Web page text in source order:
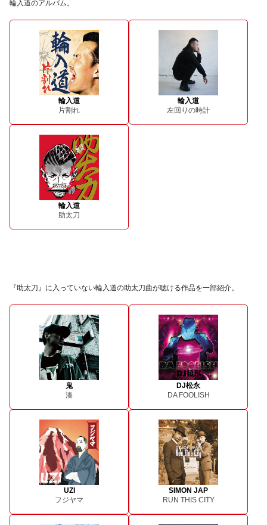
輪入道のアルバム。
輪入道
片割れ
輪入道
左回りの時計
輪入道
助太刀
『助太刀』に入っていない輪入道の助太刀曲が聴ける作品を一部紹介。
鬼
湊
DJ松永
DA FOOLISH
UZI
フジヤマ
SIMON JAP
RUN THIS CITY